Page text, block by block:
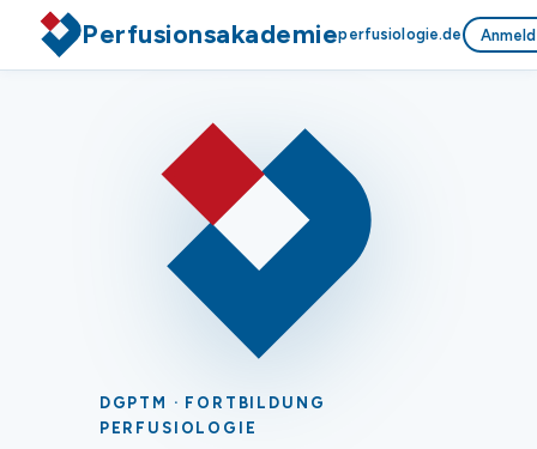
Perfusionsakademieperfusiologie.de
DGPTM · FORTBILDUNG
PERFUSIOLOGIE